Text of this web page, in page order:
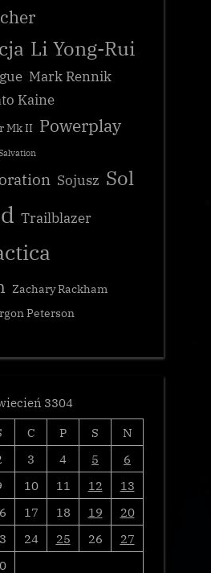
Li Yong-Rui
Mark Rennik
Kaine
Mk II Powerplay
Sojusz Sol
Trailblazer
Zachary Rackham
Peterson
3304
C P S
N
3 4 5
6
10 11 12
13
17 18 19
20
24 25 26
27